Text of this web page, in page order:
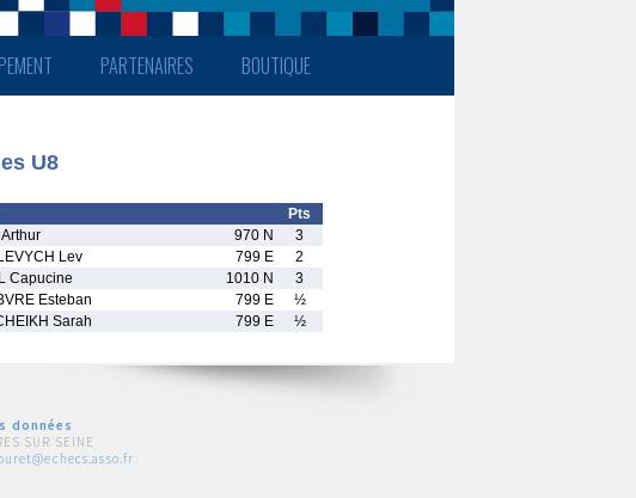
PARTENAIRES BOUTIQUE
U8
Pts
Arthur 970 N
3
Lev 799 E
2
Capucine 1010 N
3
Esteban 799 E
½
Sarah 799 E ½
données
SUR SEINE